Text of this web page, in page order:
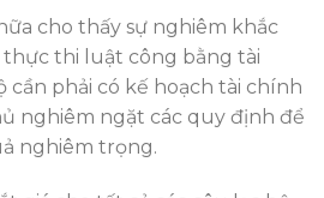
cho thấy sự nghiêm khắc
thực thi luật công bằng tài
cần phải có kế hoạch tài chính
nghiêm ngặt các quy định để
nghiêm trọng.